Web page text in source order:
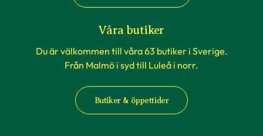
Våra butiker
Du är välkommen till våra 63 butiker i Sverige.
Från Malmö i syd till Luleå i norr.
Butiker & öppettider